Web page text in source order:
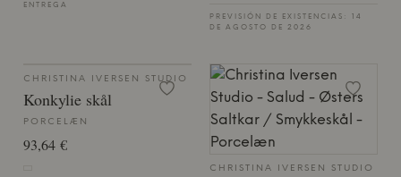
ENTREGA
PREVISIÓN DE EXISTENCIAS: 14
DE AGOSTO DE 2026
CHRISTINA IVERSEN STUDIO
Konkylie skål
PORCELÆN
93,64 €
CHRISTINA IVERSEN STUDIO